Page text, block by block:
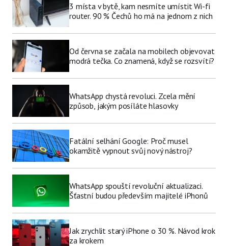
3 místa v bytě, kam nesmíte umístit Wi-fi
router. 90 % Čechů ho má na jednom z nich
Od června se začala na mobilech objevovat
modrá tečka. Co znamená, když se rozsvítí?
WhatsApp chystá revoluci. Zcela mění
způsob, jakým posíláte hlasovky
Fatální selhání Google: Proč musel
okamžitě vypnout svůj nový nástroj?
WhatsApp spouští revoluční aktualizaci.
Šťastní budou především majitelé iPhonů
Jak zrychlit starý iPhone o 30 %. Návod krok
za krokem